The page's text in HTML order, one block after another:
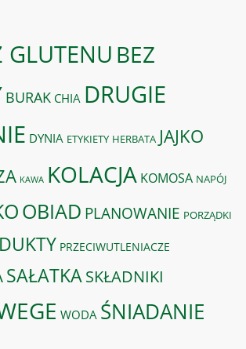
GLUTENU BEZ
BURAK CHIA DRUGIE
DYNIA ETYKIETY HERBATA JAJKO
KAWA KOLACJA KOMOSA NAPÓJ
OBIAD PLANOWANIE PORZĄDKI
PRZECIWUTLENIACZE
SAŁATKASKŁADNIKI
WODA ŚNIADANIE